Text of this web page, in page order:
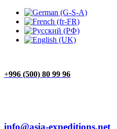
+996 (500) 80 99 96
info@asia-expeditions.net